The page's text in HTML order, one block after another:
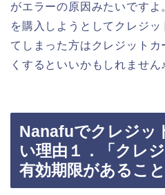
がエラーの原因みたいです
を購入しようとしてクレジ
てしまった方はクレジット
くするといいかもしれません♪
Nanafuでクレジッ
い理由１．「クレ
有効期限があるこ